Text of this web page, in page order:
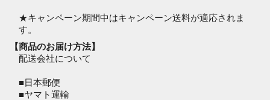
★キャンペーン期間中はキャンペーン送料が適応されま
す。
【商品のお届け方法】
配送会社について
■日本郵便
■ヤマト運輸